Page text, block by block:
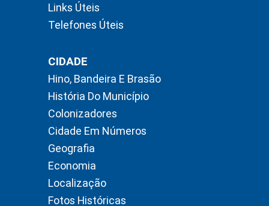
Links Úteis
Telefones Úteis
CIDADE
Hino, Bandeira E Brasão
História Do Município
Colonizadores
Cidade Em Números
Geografia
Economia
Localização
Fotos Históricas